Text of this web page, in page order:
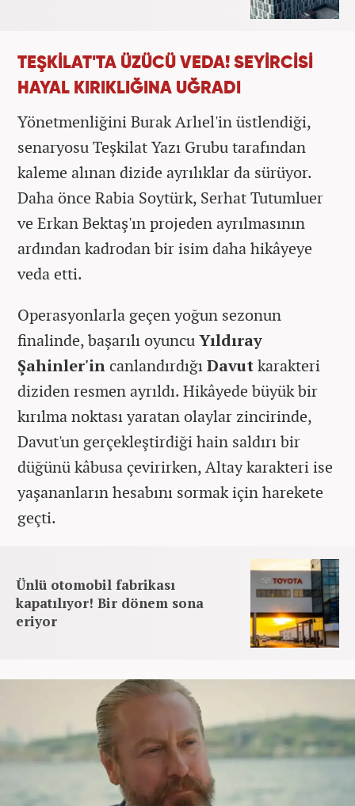
TEŞKİLAT'TA ÜZÜCÜ VEDA! SEYİRCİSİ
HAYAL KIRIKLIĞINA UĞRADI
Yönetmenliğini Burak Arlıel'in üstlendiği,
senaryosu Teşkilat Yazı Grubu tarafından
kaleme alınan dizide ayrılıklar da sürüyor.
Daha önce Rabia Soytürk, Serhat Tutumluer
ve Erkan Bektaş'ın projeden ayrılmasının
ardından kadrodan bir isim daha hikâyeye
veda etti.
Operasyonlarla geçen yoğun sezonun
finalinde, başarılı oyuncuYıldıray
Şahinler'incanlandırdığıDavutkarakteri
diziden resmen ayrıldı. Hikâyede büyük bir
kırılma noktası yaratan olaylar zincirinde,
Davut'un gerçekleştirdiği hain saldırı bir
düğünü kâbusa çevirirken, Altay karakteri ise
yaşananların hesabını sormak için harekete
geçti.
Ünlü otomobil fabrikası
kapatılıyor! Bir dönem sona
eriyor